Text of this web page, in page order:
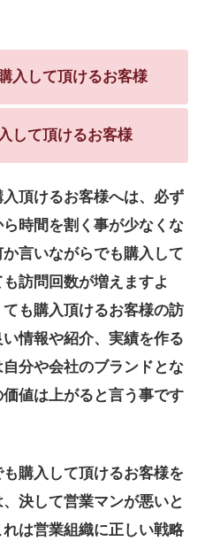
入して頂けるお客様
して頂けるお客様
頂けるお客様へは、必ず
時間を割く事が少なくな
言いながらでも購入して
訪問回数が増えますよ
も購入頂けるお客様の訪
情報や紹介、実績を作る
分や会社のブランドとな
値は上がると言う事です
購入して頂けるお客様を
決して営業マンが悪いと
は営業組織に正しい戦略